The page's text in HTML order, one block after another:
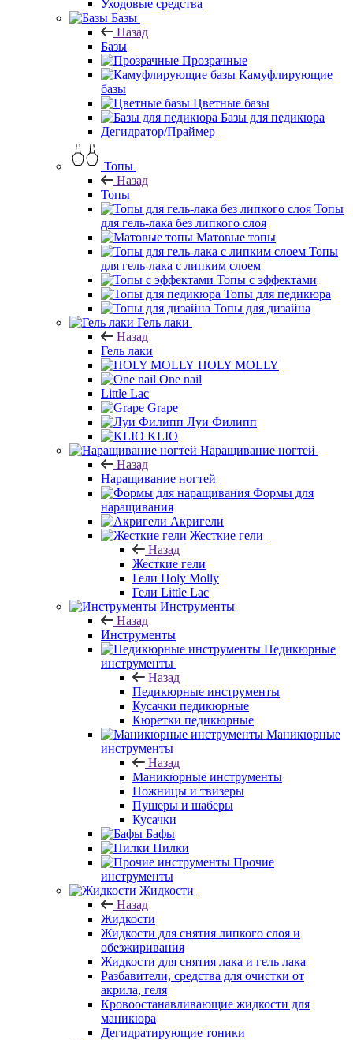
Уходовые средства
Базы
Назад
Базы
Прозрачные
Камуфлирующие
базы
Цветные базы
Базы для педикюра
Дегидратор/Праймер
Топы
Назад
Топы
Топы
для гель-лака без липкого слоя
Матовые топы
Топы
для гель-лака с липким слоем
Топы с эффектами
Топы для педикюра
Топы для дизайна
Гель лаки
Назад
Гель лаки
HOLY MOLLY
One nail
Little Lac
Grape
Луи Филипп
KLIO
Наращивание ногтей
Назад
Наращивание ногтей
Формы для
наращивания
Акригели
Жесткие гели
Назад
Жесткие гели
Гели Holy Molly
Гели Little Lac
Инструменты
Назад
Инструменты
Педикюрные
инструменты
Назад
Педикюрные инструменты
Кусачки педикюрные
Кюретки педикюрные
Маникюрные
инструменты
Назад
Маникюрные инструменты
Ножницы и твизеры
Пушеры и шаберы
Кусачки
Бафы
Пилки
Прочие
инструменты
Жидкости
Назад
Жидкости
Жидкости для снятия липкого слоя и
обезжиривания
Жидкости для снятия лака и гель лака
Разбавители, средства для очистки от
акрила, геля
Кровоостанавливающие жидкости для
маникюра
Дегидратирующие тоники